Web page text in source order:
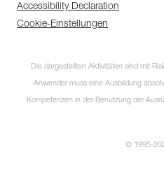
Accessibility Declaration
Cookie-Einstellungen
Die dargestellten Aktivitäten sind mit
Anwender muss eine Ausbildung
Kompetenzen in der Benutzung der
© 1995-